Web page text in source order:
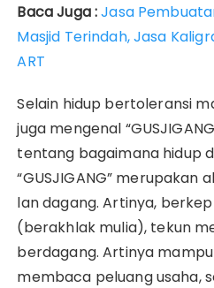
Baca Juga :Jasa
Masjid Terindah, Jasa
ART
Selain hidup bertoleransi
juga mengenal
tentang bagaimana hidup
“GUSJIGANG” merupakan
lan dagang. Artinya,
(berakhlak mulia), tekun
berdagang. Artinya
membaca peluang usaha,